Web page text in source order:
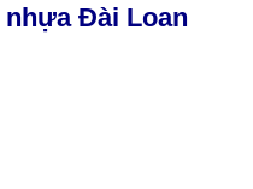
Đài Loan